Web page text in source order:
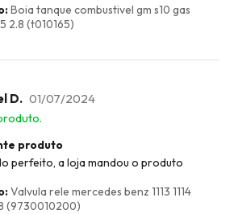
Boia tanque combustivel gm s10 gas
2.8 (t010165)
D. 01/07/2024
produto
perfeito, a loja mandou o produto
Valvula rele mercedes benz 1113 1114
(9730010200)